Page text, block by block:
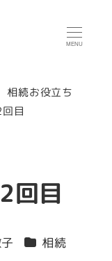
MENU
相続お役立ち
目
回目
カテゴリー
相続